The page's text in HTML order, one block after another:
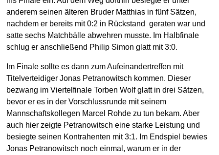
anderem seinen älteren Bruder Matthias in fünf Sätzen,
nachdem er bereits mit 0:2 in Rückstand geraten war und
satte sechs Matchbälle abwehren musste. Im Halbfinale
schlug er anschließend Philip Simon glatt mit 3:0.
Im Finale sollte es dann zum Aufeinandertreffen mit
Titelverteidiger Jonas Petranowitsch kommen. Dieser
bezwang im Viertelfinale Torben Wolf glatt in drei Sätzen,
bevor er es in der Vorschlussrunde mit seinem
Mannschaftskollegen Marcel Rohde zu tun bekam. Aber
auch hier zeigte Petranowitsch eine starke Leistung und
besiegte seinen Kontrahenten mit 3:1. Im Endspiel bewies
Jonas Petranowitsch noch einmal, warum er in der